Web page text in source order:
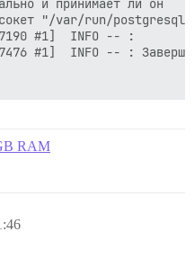
#1]  INFO -- :
#1]  INFO -- :
/pups/lib/pups/
RAM